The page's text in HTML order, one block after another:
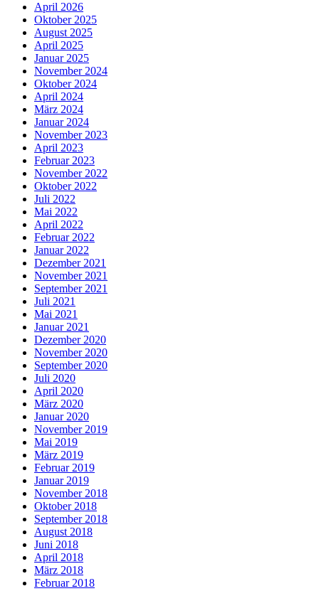
April 2026
Oktober 2025
August 2025
April 2025
Januar 2025
November 2024
Oktober 2024
April 2024
März 2024
Januar 2024
November 2023
April 2023
Februar 2023
November 2022
Oktober 2022
Juli 2022
Mai 2022
April 2022
Februar 2022
Januar 2022
Dezember 2021
November 2021
September 2021
Juli 2021
Mai 2021
Januar 2021
Dezember 2020
November 2020
September 2020
Juli 2020
April 2020
März 2020
Januar 2020
November 2019
Mai 2019
März 2019
Februar 2019
Januar 2019
November 2018
Oktober 2018
September 2018
August 2018
Juni 2018
April 2018
März 2018
Februar 2018